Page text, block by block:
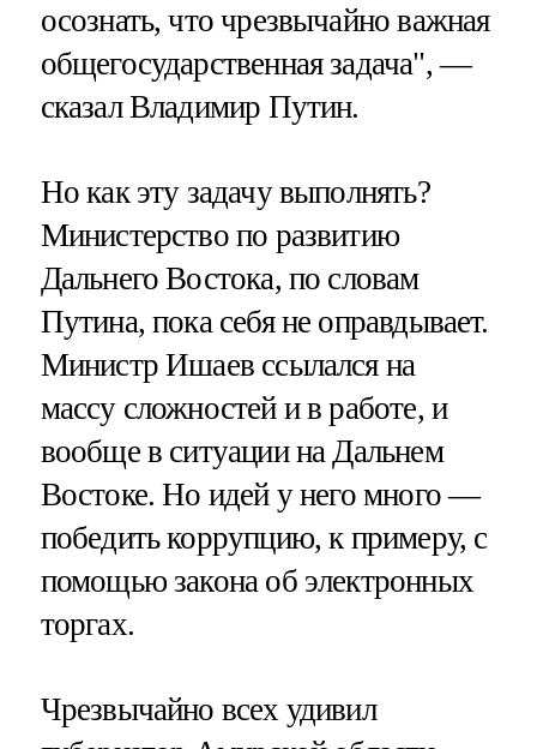
осознать, что чрезвычайно важная
общегосударственная задача", —
сказал Владимир Путин.
Но как эту задачу выполнять?
Министерство по развитию
Дальнего Востока, по словам
Путина, пока себя не оправдывает.
Министр Ишаев ссылался на
массу сложностей и в работе, и
вообще в ситуации на Дальнем
Востоке. Но идей у него много —
победить коррупцию, к примеру, с
помощью закона об электронных
торгах.
Чрезвычайно всех удивил